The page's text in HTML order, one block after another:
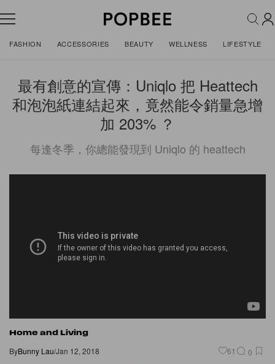
FASHION ACCESSORIES BEAUTY WELLNESS LIFESTYLE
最有創意的宣傳：Uniqlo 把 Heattech
和泡泡紙連結起來，竟然能令銷量急增
加 203% ？
每逢冬季，你總能發現到 Uniqlo 的 heattech
Home and Living
ByBunny Lau/Jan 12, 2018 61 0